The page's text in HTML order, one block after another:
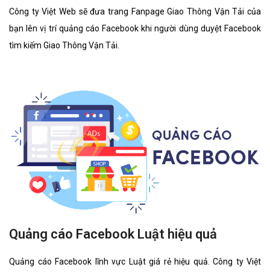
Công ty Việt Web sẽ đưa trang Fanpage Giao Thông Vận Tải của
bạn lên vị trí quảng cáo Facebook khi người dùng duyệt Facebook
tìm kiếm Giao Thông Vận Tải.
Quảng cáo Facebook Luật hiệu quả
Quảng cáo Facebook lĩnh vực Luật giá rẻ hiệu quả. Công ty Việt